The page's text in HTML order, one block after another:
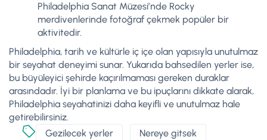
Philadelphia Sanat Müzesi’nde Rocky
merdivenlerinde fotoğraf çekmek popüler bir
aktivitedir.
Philadelphia, tarih ve kültürle iç içe olan yapısıyla unutulmaz
bir seyahat deneyimi sunar. Yukarıda bahsedilen yerler ise,
bu büyüleyici şehirde kaçırılmaması gereken duraklar
arasındadır. İyi bir planlama ve bu ipuçlarını dikkate alarak,
Philadelphia seyahatinizi daha keyifli ve unutulmaz hale
getirebilirsiniz.
Gezilecek yerler
Nereye gitsek